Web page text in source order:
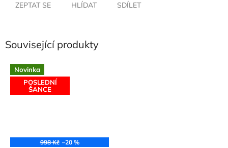
ZEPTAT SE HLÍDAT SDÍLET
Související produkty
Novinka
POSLEDNÍ
ŠANCE
998 Kč –20 %